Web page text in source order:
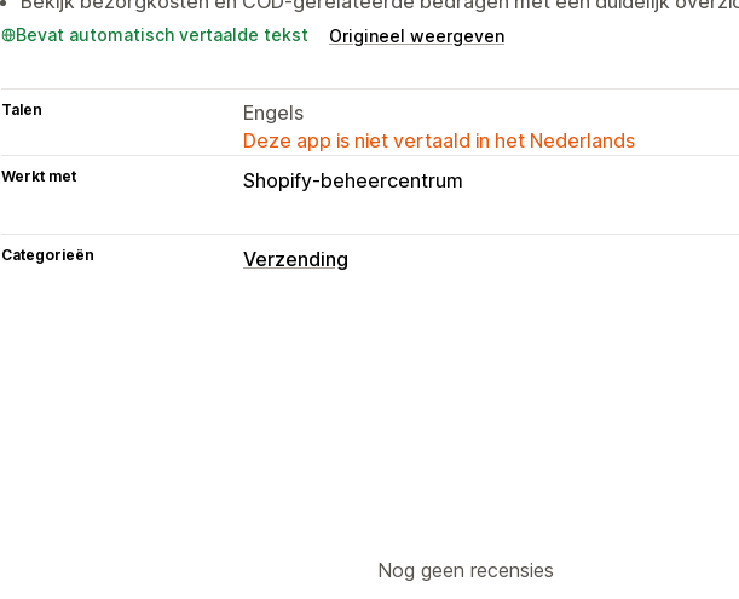
Bevat automatisch vertaalde tekst Origineel weergeven
Talen
Engels
Deze app is niet vertaald in het Nederlands
Werkt met Shopify-beheercentrum
Categorieën Verzending
Nog geen recensies